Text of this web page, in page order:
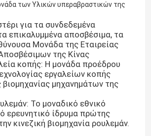
εργοστάσιο
των Υλικών υπεραβραστικών της
για τα συνδεδεμένα
επικαλυμμένα αποσβέσιμα, τα
Μονάδα της Εταιρείας
της Κίνας
κοπής: Η μονάδα προέδρου
εργαλείων κοπής
μηχανημάτων της
Το μοναδικό εθνικό
ερευνητικό ίδρυμα πρώτης
κινεζική βιομηχανία ρουλεμάν.